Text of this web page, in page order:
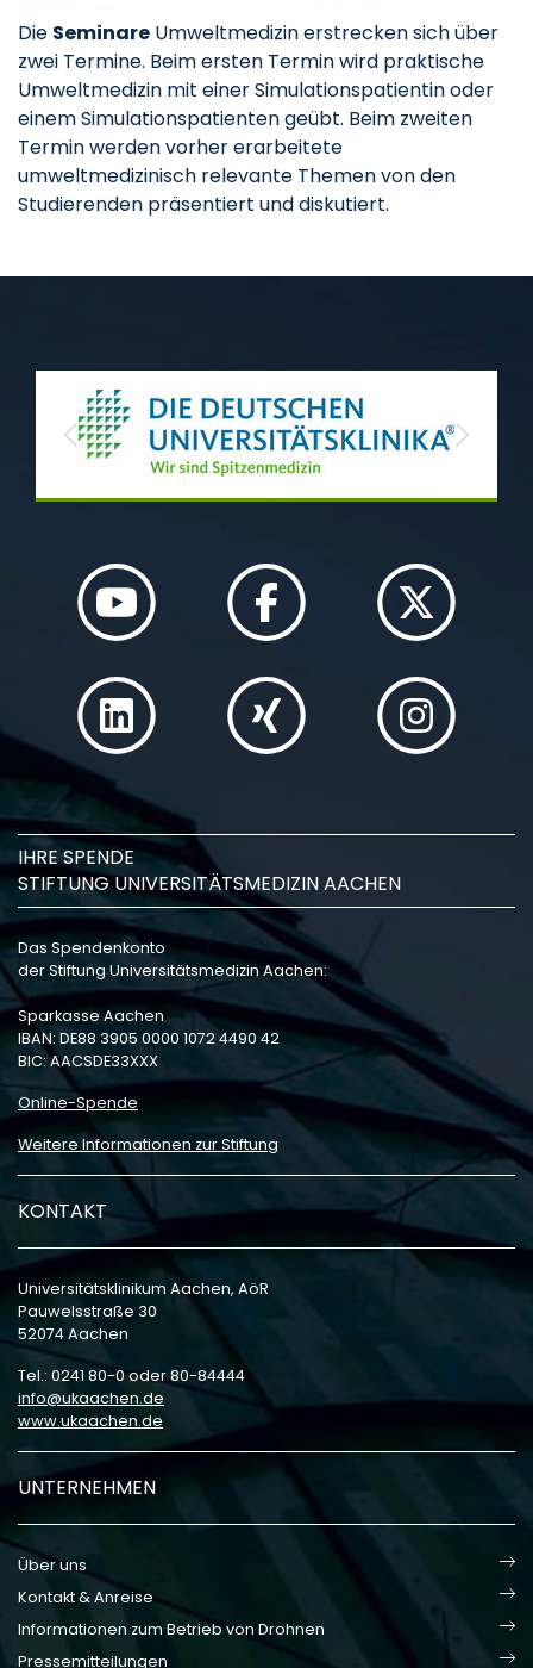
Die Seminare Umweltmedizin erstrecken sich über
zwei Termine. Beim ersten Termin wird praktische
Umweltmedizin mit einer Simulationspatientin oder
einem Simulationspatienten geübt. Beim zweiten
Termin werden vorher erarbeitete
umweltmedizinisch relevante Themen von den
Studierenden präsentiert und diskutiert.
Previous Next
IHRE SPENDE
STIFTUNG UNIVERSITÄTSMEDIZIN AACHEN
Das Spendenkonto
der Stiftung Universitätsmedizin Aachen:
Sparkasse Aachen
IBAN: DE88 3905 0000 1072 4490 42
BIC: AACSDE33XXX
Online-Spende
Weitere Informationen zur Stiftung
KONTAKT
Universitätsklinikum Aachen, AöR
Pauwelsstraße 30
52074 Aachen
Tel.: 0241 80-0 oder 80-84444
info
ukaachen de
www.ukaachen.de
UNTERNEHMEN
Über uns
Kontakt & Anreise
Informationen zum Betrieb von Drohnen
Pressemitteilungen